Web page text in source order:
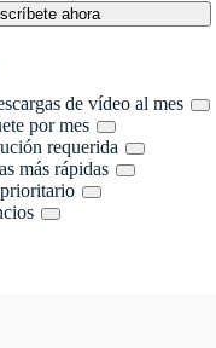
ahora
de vídeo al mes
por mes
requerida
más rápidas